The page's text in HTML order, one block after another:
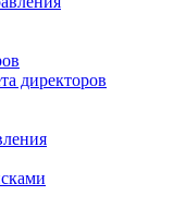
директоров